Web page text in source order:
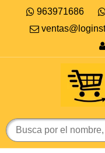
963971686